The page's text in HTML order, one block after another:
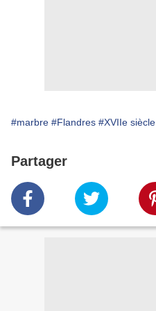
#marbre #Flandres #XVIIe siècle
Partager